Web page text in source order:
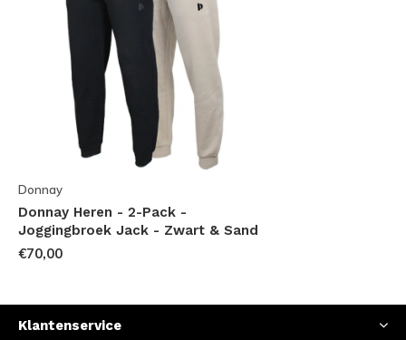
Donnay
Donnay Heren - 2-Pack -
Joggingbroek Jack - Zwart & Sand
€70,00
Klantenservice